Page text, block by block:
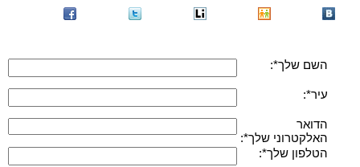
השם שלך*:
עיר*:
הדואר
האלקטרוני שלך*:
הטלפון שלך*: